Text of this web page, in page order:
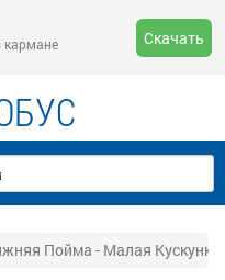
кармане
Скачать
Пойма - Малая Кускунка